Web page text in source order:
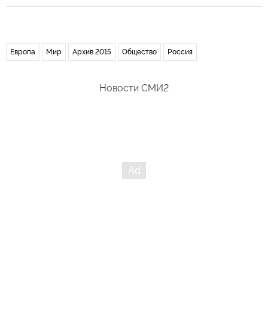
Европа Мир Архив 2015 Общество Россия
Новости СМИ2